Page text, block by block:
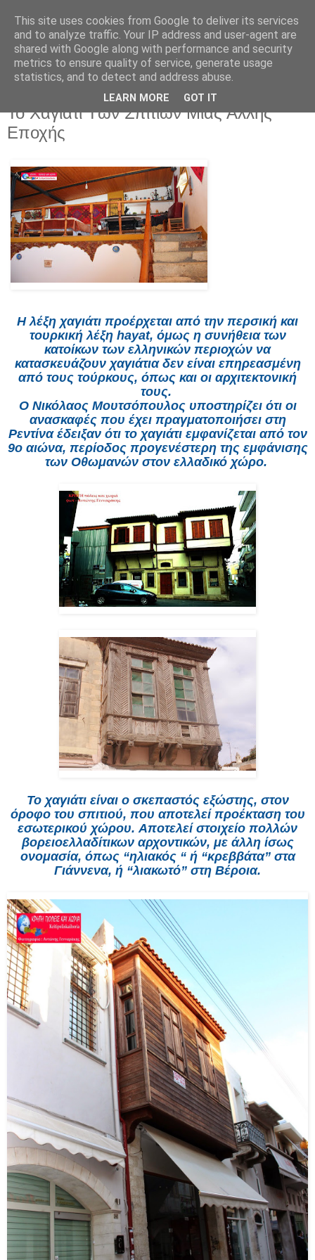
Τρίτη 17 Ιουνίου 2025
Το Χαγιάτι Των Σπιτιών Μιας Άλλης
Εποχής
Η λέξη χαγιάτι προέρχεται από την περσική και
τουρκική λέξη hayat, όμως η συνήθεια των
κατοίκων των ελληνικών περιοχών να
κατασκευάζουν χαγιάτια δεν είναι επηρεασμένη
από τους τούρκους, όπως και οι αρχιτεκτονική
τους.
Ο Νικόλαος Μουτσόπουλος υποστηρίζει ότι οι
ανασκαφές που έχει πραγματοποιήσει στη
Ρεντίνα έδειξαν ότι το χαγιάτι εμφανίζεται από τον
9ο αιώνα, περίοδος προγενέστερη της εμφάνισης
των Οθωμανών στον ελλαδικό χώρο.
Το χαγιάτι είναι ο σκεπαστός εξώστης, στον
όροφο του σπιτιού, που αποτελεί προέκταση του
εσωτερικού χώρου. Αποτελεί στοιχείο πολλών
βορειοελλαδίτικων αρχοντικών, με άλλη ίσως
ονομασία, όπως “ηλιακός “ ή “κρεββάτα” στα
Γιάννενα, ή “λιακωτό” στη Βέροια.
This site uses cookies from Google to deliver its services
and to analyze traffic. Your IP address and user-agent are
shared with Google along with performance and security
metrics to ensure quality of service, generate usage
statistics, and to detect and address abuse.
LEARN MORE GOT IT